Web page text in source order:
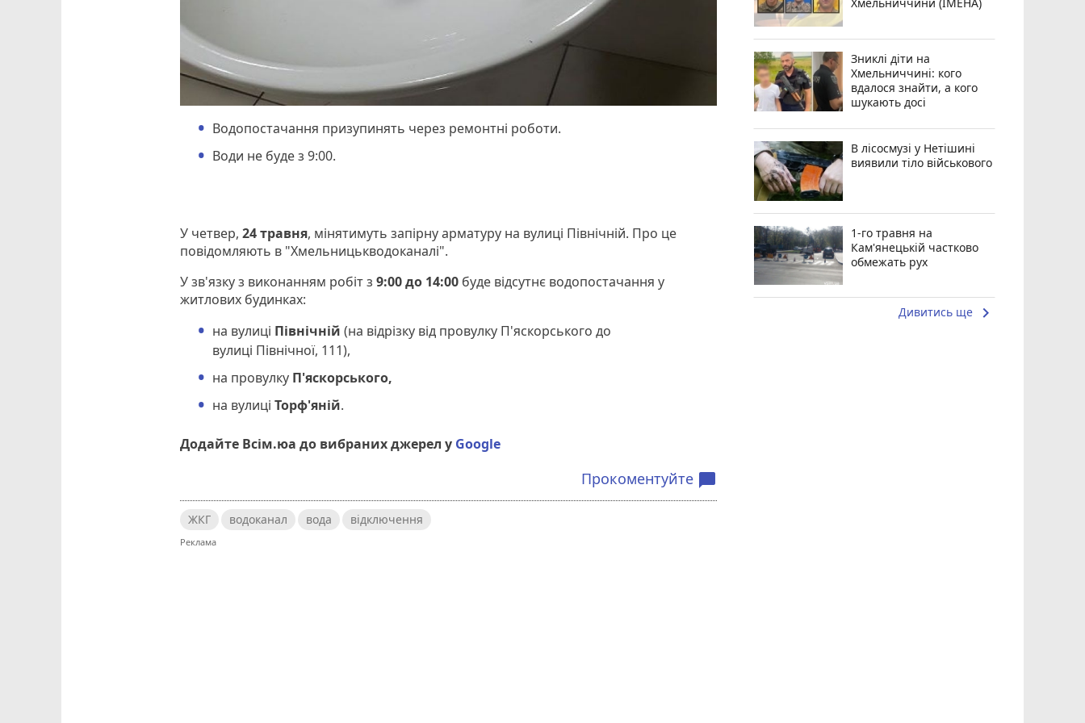
Водопостачання призупинять через ремонтні роботи.
Води не буде з 9:00.
У четвер,24 травня, мінятимуть запірну арматуру на вулиці Північній. Про це
повідомляють в "Хмельницькводоканалі".
У зв'язку з виконанням робіт з9:00 до 14:00 буде відсутнє водопостачання у
житлових будинках:
на вулиці Північній (на відрізку від провулку П'яскорського до
вулиці Північної, 111),
на провулку П'яскорського,
на вулиціТорф'яній.
Додайте Всім.юа до вибраних джерел у Google
Прокоментуйте chat_bubble
ЖКГ водоканал вода відключення
Зниклі діти на
Хмельниччині: кого
вдалося знайти, а кого
шукають досі
В лісосмузі у Нетішині
виявили тіло військового
1-го травня на
Кам'янецькій частково
обмежать рух
Дивитись ще keyboard_arrow_right